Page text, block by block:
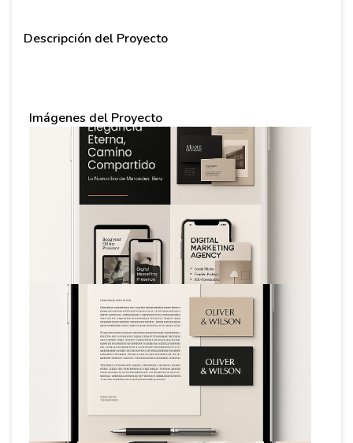
Descripción del Proyecto
Imágenes del Proyecto